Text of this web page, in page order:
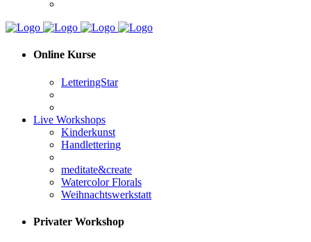
Online Kurse
LetteringStar
Live Workshops
Kinderkunst
Handlettering
meditate&create
Watercolor Florals
Weihnachtswerkstatt
Privater Workshop